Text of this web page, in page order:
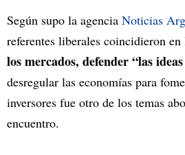
Según supo la agencia Noticias
referentes liberales coincidieron en
los mercados, defender “las
desregular las economías para
inversores fue otro de los temas
encuentro.